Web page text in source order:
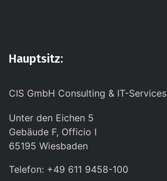
Hauptsitz:
CIS GmbH Consulting & IT-Services
Unter den Eichen 5
Gebäude F, Officio I
65195 Wiesbaden
Telefon: +49 611 9458-100